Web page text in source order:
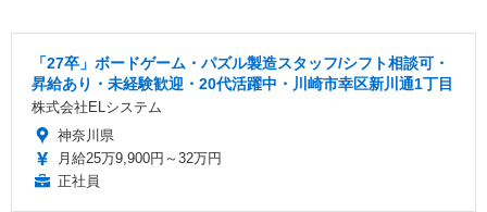
「27卒」ボードゲーム・パズル製造スタッフ/シフト相談可・
昇給あり・未経験歓迎・20代活躍中・川崎市幸区新川通1丁目
株式会社ELシステム
神奈川県
月給25万9,900円～32万円
正社員